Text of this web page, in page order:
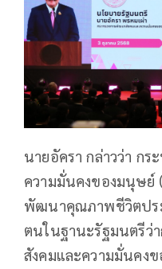
นายอัครา กล่าวว่า ก
ความมั่นคงของมนุษย์
พัฒนาคุณภาพชีวิตปร
ตนในฐานะรัฐมนตรีว่
สังคมและความมั่นคง